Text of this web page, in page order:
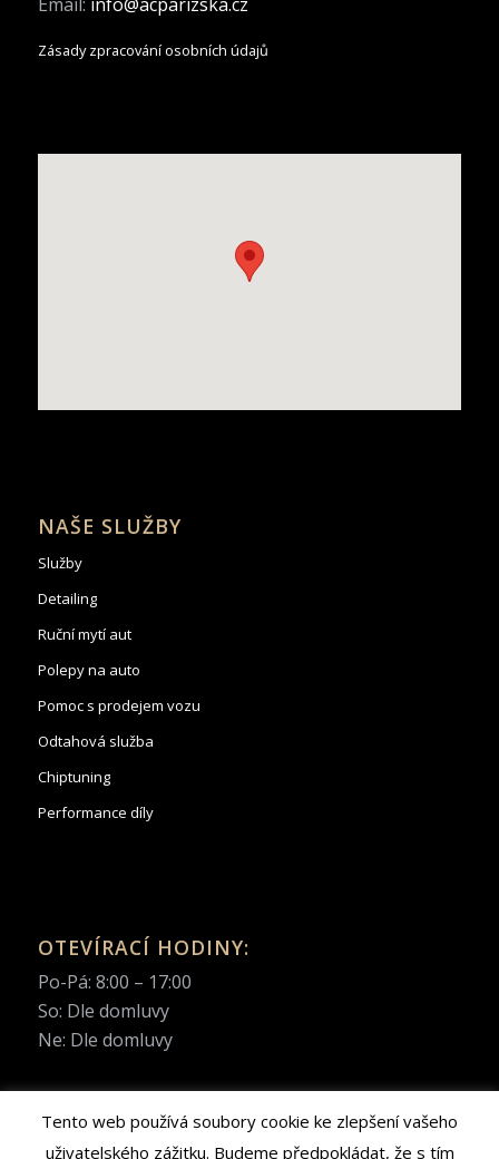
Zásady zpracování osobních údajů
NAŠE SLUŽBY
Služby
Detailing
Ruční mytí aut
Polepy na auto
Pomoc s prodejem vozu
Odtahová služba
Chiptuning
Performance díly
OTEVÍRACÍ HODINY:
Po-Pá: 8:00 – 17:00
So: Dle domluvy
Ne: Dle domluvy
Tento web používá soubory cookie ke zlepšení vašeho
uživatelského zážitku. Budeme předpokládat, že s tím